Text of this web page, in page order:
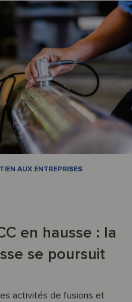
AUX ENTREPRISES
en hausse : la
se poursuit
activités de fusions et